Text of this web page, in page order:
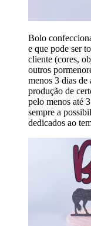
Bolo
e que pode ser
cliente (cores,
outros
menos 3 dias de
produção de
pelo menos até
sempre a
dedicados ao